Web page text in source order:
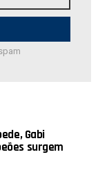
Gabi
surgem